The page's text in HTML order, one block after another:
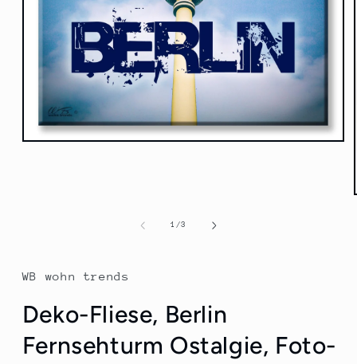
Medien
1 /von
3
WB wohn trends
Deko-Fliese, Berlin
Fernsehturm Ostalgie, Foto-